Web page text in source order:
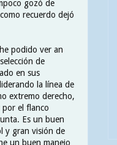
gozó de
recuerdo dejó
podido ver an
de
en sus
la línea de
extremo derecho,
el flanco
Es un buen
y gran visión de
un buen manejo